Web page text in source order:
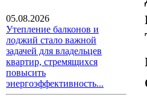
05.08.2026
Утепление балконов и
лоджий стало важной
задачей для владельцев
квартир, стремящихся
повысить
энергоэффективность...